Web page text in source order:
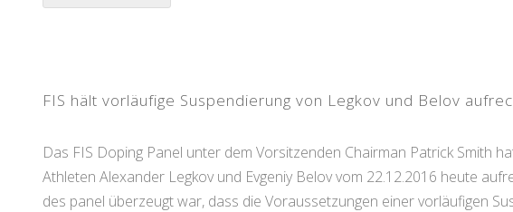
FIS hält vorläufige Suspendierung von Legkov und Belov
Das FIS Doping Panel unter dem Vorsitzenden Chairman Patrick Smith
Athleten Alexander Legkov und Evgeniy Belov vom 22.12.2016 heute
des panel überzeugt war, dass die Voraussetzungen einer vorläufigen